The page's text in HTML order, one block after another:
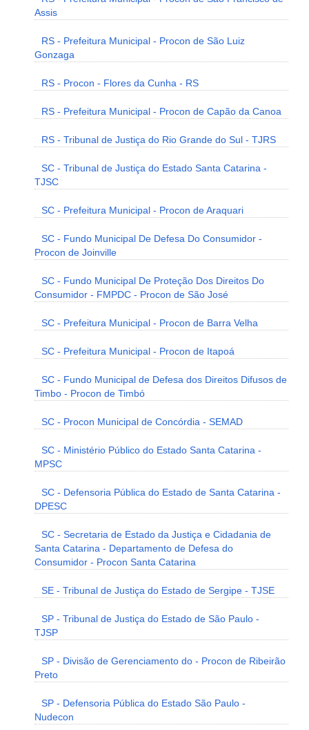
Assis
RS - Prefeitura Municipal - Procon de São Luiz
Gonzaga
RS - Procon - Flores da Cunha - RS
RS - Prefeitura Municipal - Procon de Capão da Canoa
RS - Tribunal de Justiça do Rio Grande do Sul - TJRS
SC - Tribunal de Justiça do Estado Santa Catarina -
TJSC
SC - Prefeitura Municipal - Procon de Araquari
SC - Fundo Municipal De Defesa Do Consumidor -
Procon de Joinville
SC - Fundo Municipal De Proteção Dos Direitos Do
Consumidor - FMPDC - Procon de São José
SC - Prefeitura Municipal - Procon de Barra Velha
SC - Prefeitura Municipal - Procon de Itapoá
SC - Fundo Municipal de Defesa dos Direitos Difusos de
Timbo - Procon de Timbó
SC - Procon Municipal de Concórdia - SEMAD
SC - Ministério Público do Estado Santa Catarina -
MPSC
SC - Defensoria Pública do Estado de Santa Catarina -
DPESC
SC - Secretaria de Estado da Justiça e Cidadania de
Santa Catarina - Departamento de Defesa do
Consumidor - Procon Santa Catarina
SE - Tribunal de Justiça do Estado de Sergipe - TJSE
SP - Tribunal de Justiça do Estado de São Paulo -
TJSP
SP - Divisão de Gerenciamento do - Procon de Ribeirão
Preto
SP - Defensoria Pública do Estado São Paulo -
Nudecon